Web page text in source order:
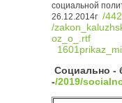
социальной
26.12.2014г /
/
oz_o_.rtf
Cоциально -
-/2019/